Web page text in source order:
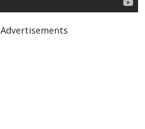
Advertisements